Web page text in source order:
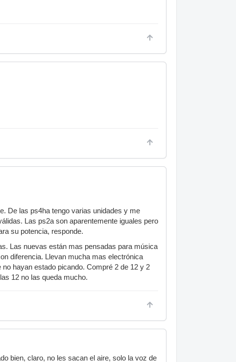
De las ps4ha tengo varias unidades y me
Las ps2a son aparentemente iguales pero
su potencia, responde.
Las nuevas están mas pensadas para música
diferencia. Llevan mucha mas electrónica
hayan estado picando. Compré 2 de 12 y 2
12 no las queda mucho.
bien, claro, no les sacan el aire, solo la voz de